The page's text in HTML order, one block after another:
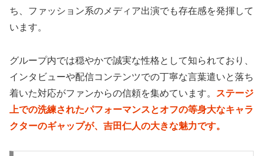
ち、ファッション系のメディア出演でも存在感を発揮して
います。
グループ内では穏やかで誠実な性格として知られており、
インタビューや配信コンテンツでの丁寧な言葉遣いと落ち
着いた対応がファンからの信頼を集めています。
ステージ
上での洗練されたパフォーマンスとオフの等身大なキャラ
クターのギャップが、吉田仁人の大きな魅力です。